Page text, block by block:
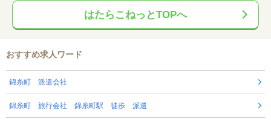
はたらこねっとTOPへ
おすすめ求人ワード
錦糸町 派遣会社
錦糸町 旅行会社 錦糸町駅 徒歩 派遣